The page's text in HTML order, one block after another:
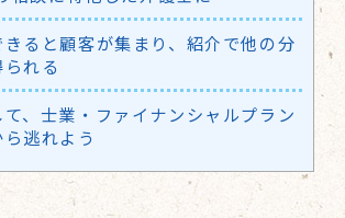
ると顧客が集まり、紹介で他の分
れる
、士業・ファイナンシャルプラン
逃れよう